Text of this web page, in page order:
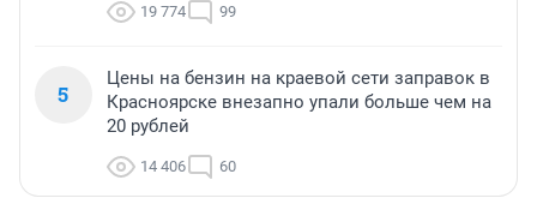
19 774 99
5
Цены на бензин на краевой сети заправок в
Красноярске внезапно упали больше чем на
20 рублей
14 406 60